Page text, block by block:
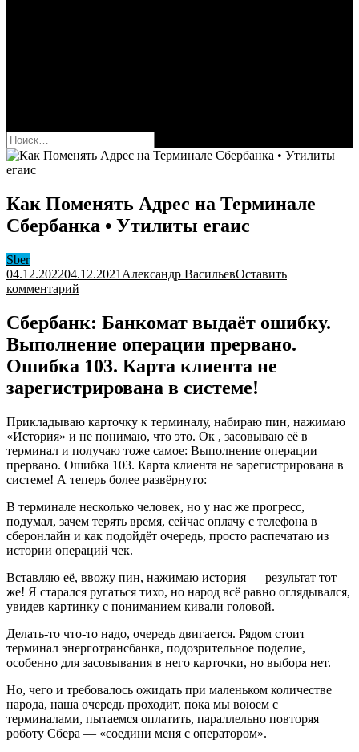
Найти:
Как Поменять Адрес на Терминале
Сбербанка • Утилиты егаис
Sber
04.12.202204.12.2021 Александр ВасильевОставить
комментарий
Поменять
Адрес
на
Терминале
Сбербанка
•
егаис
Сбербанк: Банкомат выдаёт ошибку.
Выполнение операции прервано.
Ошибка 103. Карта клиента не
зарегистрирована в системе!
Прикладываю карточку к терминалу, набираю пин, нажимаю
«История» и не понимаю, что это. Ок , засовываю её в
терминал и получаю тоже самое: Выполнение операции
прервано. Ошибка 103. Карта клиента не зарегистрирована в
системе! А теперь более развёрнуто:
В терминале несколько человек, но у нас же прогресс,
подумал, зачем терять время, сейчас оплачу с телефона в
сберонлайн и как подойдёт очередь, просто распечатаю из
истории операций чек.
Вставляю её, ввожу пин, нажимаю история — результат тот
же! Я старался ругаться тихо, но народ всё равно оглядывался,
увидев картинку с пониманием кивали головой.
Делать-то что-то надо, очередь двигается. Рядом стоит
терминал энерготрансбанка, подозрительное поделие,
особенно для засовывания в него карточки, но выбора нет.
Но, чего и требовалось ожидать при маленьком количестве
народа, наша очередь проходит, пока мы воюем с
терминалами, пытаемся оплатить, параллельно повторяя
роботу Сбера — «соедини меня с оператором».